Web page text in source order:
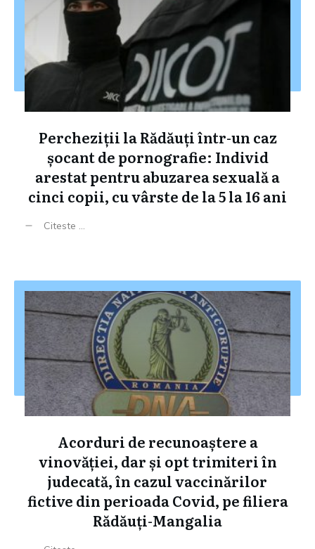
Percheziții la Rădăuți într-un caz
șocant de pornografie: Individ
arestat pentru abuzarea sexuală a
cinci copii, cu vârste de la 5 la 16 ani
Citeste ...
Acorduri de recunoaștere a
vinovăției, dar și opt trimiteri în
judecată, în cazul vaccinărilor
fictive din perioada Covid, pe filiera
Rădăuți-Mangalia